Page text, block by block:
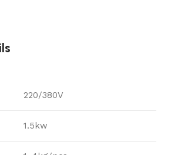
220/380V
1.5kw